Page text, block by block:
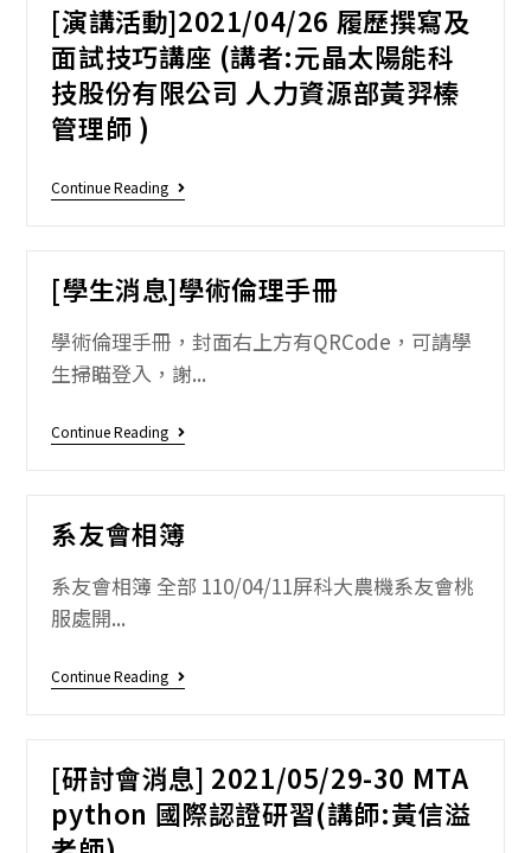
[演講活動]2021/04/26 履歷撰寫及
面試技巧講座 (講者:元晶太陽能科
技股份有限公司 人力資源部黃羿榛
管理師 )
Continue Reading
[學生消息]學術倫理手冊
學術倫理手冊，封面右上方有QRCode，可請學
生掃瞄登入，謝...
Continue Reading
系友會相簿
系友會相簿 全部 110/04/11屏科大農機系友會桃
服處開...
Continue Reading
[研討會消息] 2021/05/29-30 MTA
python 國際認證研習(講師:黃信溢